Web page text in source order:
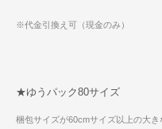
※代金引換え可（現金のみ）
★ゆうパック80サイズ
梱包サイズが60cmサイズ以上の大き